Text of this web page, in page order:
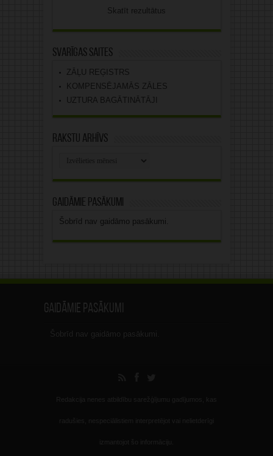
Skatīt rezultātus
Svarīgas saites
ZĀĻU REĢISTRS
KOMPENSĒJAMĀS ZĀLES
UZTURA BAGĀTINĀTĀJI
Rakstu arhīvs
Gaidāmie pasākumi
Šobrīd nav gaidāmo pasākumi.
Gaidāmie pasākumi
Šobrīd nav gaidāmo pasākumi.
Redakcija nenes atbildību sarežģījumu gadījumos, kas